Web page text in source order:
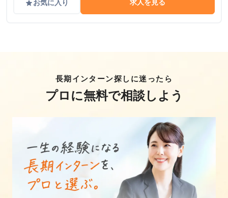
gradeお気に入り 求人を見る
長期インターン探しに迷ったら
プロに無料で相談しよう